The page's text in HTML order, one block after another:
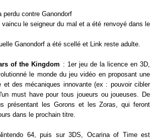
perdu contre Ganondorf
le seigneur du mal et a été renvoyé dans le
Ganondorf a été scellé et Link reste adulte.
of the Kingdom : 1er jeu de la licence en 3D,
le monde du jeu vidéo en proposant une
et des mécaniques innovante (ex : pouvoir cibler
must have pour tous joueurs ou joueuses. De
présentant les Gorons et les Zoras, qui feront
dans le prochain titre.
64, puis sur 3DS, Ocarina of Time est